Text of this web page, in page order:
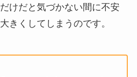
けだと気づかない間に不安
きくしてしまうのです。